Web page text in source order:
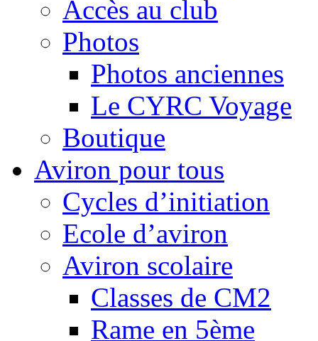
Accès au club
Photos
Photos anciennes
Le CYRC Voyage
Boutique
Aviron pour tous
Cycles d’initiation
Ecole d’aviron
Aviron scolaire
Classes de CM2
Rame en 5ème